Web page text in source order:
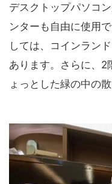
デスクトップパソコ
ンターも自由に使用
しては、コインラン
あります。さらに、2
ょっとした緑の中の